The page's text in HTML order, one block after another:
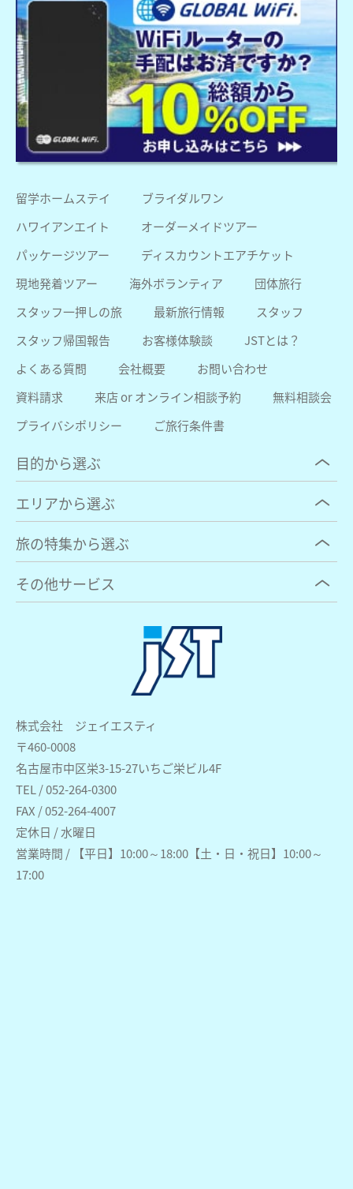
株式会社 ジェイエスティ
〒460-0008
名古屋市中区栄3-15-27いちご栄ビル4F
TEL / 052-264-0300
FAX / 052-264-4007
定休日 / 水曜日
営業時間 / 【平日】10:00～18:00【土・日・祝日】10:00～
17:00
留学ホームステイ
ブライダルワン
ハワイアンエイト
オーダーメイドツアー
パッケージツアー
ディスカウントエアチケット
現地発着ツアー
海外ボランティア
団体旅行
スタッフ一押しの旅
最新旅行情報
スタッフ
スタッフ帰国報告
お客様体験談
JSTとは？
よくある質問
会社概要
お問い合わせ
資料請求
来店 or オンライン相談予約
無料相談会
プライバシポリシー
ご旅行条件書
目的から選ぶ
エリアから選ぶ
旅の特集から選ぶ
その他サービス